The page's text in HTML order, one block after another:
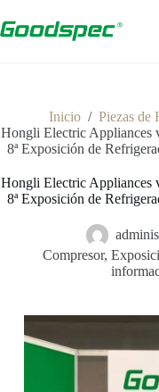
Inicio / Piezas de
Hongli Electric Appliances
8ª Exposición de
Hongli Electric Appliances
8ª Exposición de
Compresor,